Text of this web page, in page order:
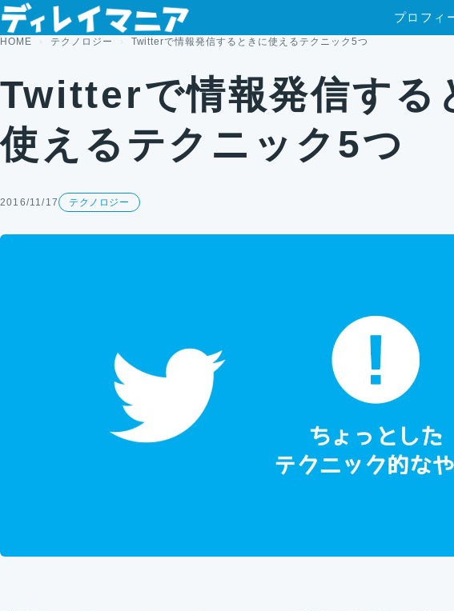
コンテンツへスキップ プロフィ
HOME テクノロジー Twitterで情報発信するときに使えるテクニック5つ
Twitterで情報発信する
使えるテクニック5つ
2016/11/17 テクノロジー